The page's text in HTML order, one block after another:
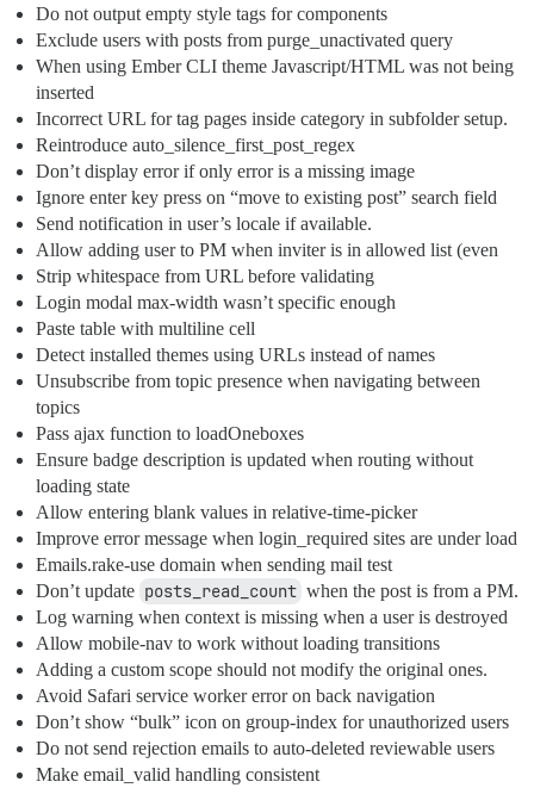
Do not output empty style tags for components
Exclude users with posts from purge_unactivated query
When using Ember CLI theme Javascript/HTML was not being
inserted
Incorrect URL for tag pages inside category in subfolder setup.
Reintroduce auto_silence_first_post_regex
Don’t display error if only error is a missing image
Ignore enter key press on “move to existing post” search field
Send notification in user’s locale if available.
Allow adding user to PM when inviter is in allowed list (even
Strip whitespace from URL before validating
Login modal max-width wasn’t specific enough
Paste table with multiline cell
Detect installed themes using URLs instead of names
Unsubscribe from topic presence when navigating between
topics
Pass ajax function to loadOneboxes
Ensure badge description is updated when routing without
loading state
Allow entering blank values in relative-time-picker
Improve error message when login_required sites are under load
Emails.rake-use domain when sending mail test
Don’t update posts_read_count when the post is from a PM.
Log warning when context is missing when a user is destroyed
Allow mobile-nav to work without loading transitions
Adding a custom scope should not modify the original ones.
Avoid Safari service worker error on back navigation
Don’t show “bulk” icon on group-index for unauthorized users
Do not send rejection emails to auto-deleted reviewable users
Make email_valid handling consistent